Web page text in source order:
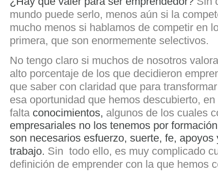
mundo puede serlo, menos aún si la
mucho menos si hablamos de competir en
primera, que son enormemente selectivos.
No tengo claro si muchos de nosotros
alto porcentaje de los que decidieron
que saber con claridad que para
esa oportunidad que hemos descubierto,
falta conocimientos, algunos de los cuales
empresariales no los tenemos por
son necesarios esfuerzo, suerte, fe, apoyos
trabajo. Sin todo ello, es muy complicado
definición de emprender con la que hemos